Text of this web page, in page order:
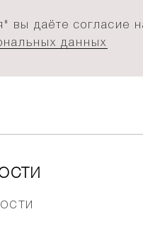
вы даёте согласие
данных